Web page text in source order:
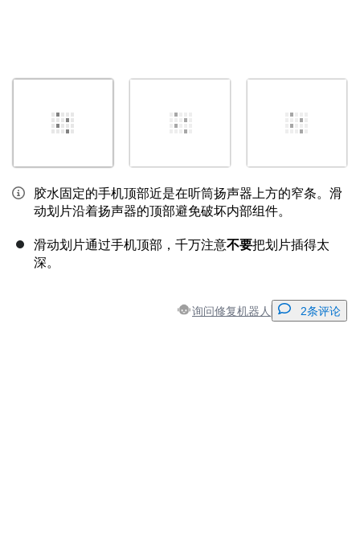
胶水固定的手机顶部近是在听筒扬声器上方的窄条。滑
动划片沿着扬声器的顶部避免破坏内部组件。
滑动划片通过手机顶部，千万注意不要把划片插得太
深。
询问修复机器人 2条评论